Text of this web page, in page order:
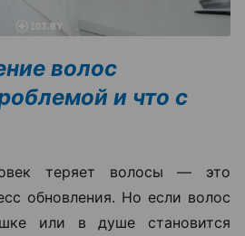
волос
и что с
теряет волосы — это
обновления. Но если волос
или в душе становится